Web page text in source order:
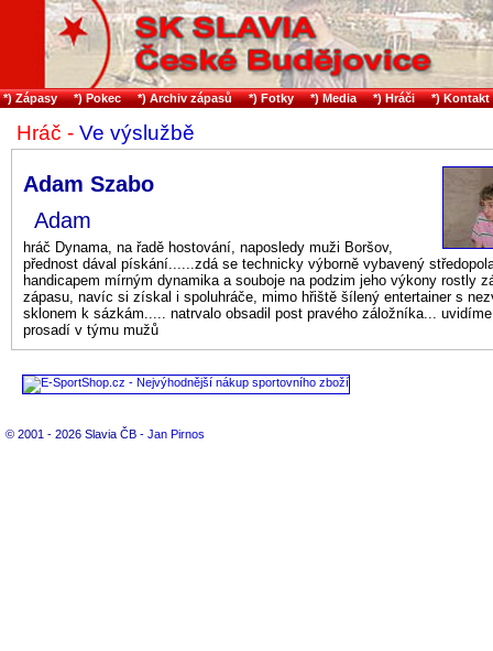
*) Zápasy *) Pokec *) Archiv zápasů *) Fotky *) Media *) Hráči *) Kontakt
Hráč - Ve výslužbě
Adam Szabo
Adam
hráč Dynama, na řadě hostování, naposledy muži Boršov,
přednost dával pískání......zdá se technicky výborně vybavený
handicapem mírným dynamika a souboje na podzim jeho výkony rostly
zápasu, navíc si získal i spoluhráče, mimo hřiště šílený entertainer s
sklonem k sázkám..... natrvalo obsadil post pravého záložníka...
prosadí v týmu mužů
© 2001 - 2026 Slavia ČB - Jan Pirnos